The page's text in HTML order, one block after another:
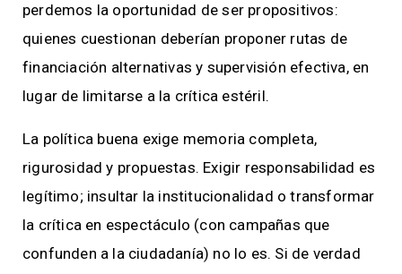
perdemos la oportunidad de ser propositivos:
quienes cuestionan deberían proponer rutas de
financiación alternativas y supervisión efectiva, en
lugar de limitarse a la crítica estéril.
La política buena exige memoria completa,
rigurosidad y propuestas. Exigir responsabilidad es
legítimo; insultar la institucionalidad o transformar
la crítica en espectáculo (con campañas que
confunden a la ciudadanía) no lo es. Si de verdad